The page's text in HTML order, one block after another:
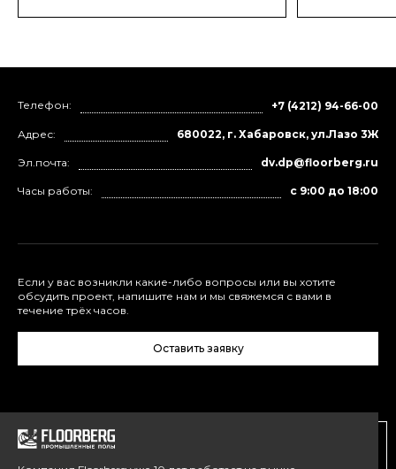
Телефон: +7 (4212) 94-66-00
Адрес: 680022, г. Хабаровск, ул.Лазо 3Ж
Эл.почта: dv.dp@floorberg.ru
Часы работы: с 9:00 до 18:00
Если у вас возникли какие-либо вопросы или вы хотите
обсудить проект, напишите нам и мы свяжемся с вами в
течение трёх часов.
Оставить заявку